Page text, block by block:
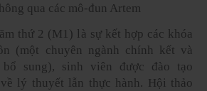
qua các mô-đun Artem
thứ 2 (M1) là sự kết hợp các khóa
(một chuyên ngành chính kết và
bổ sung), sinh viên được đào tạo
lý thuyết lẫn thực hành. Hội thảo